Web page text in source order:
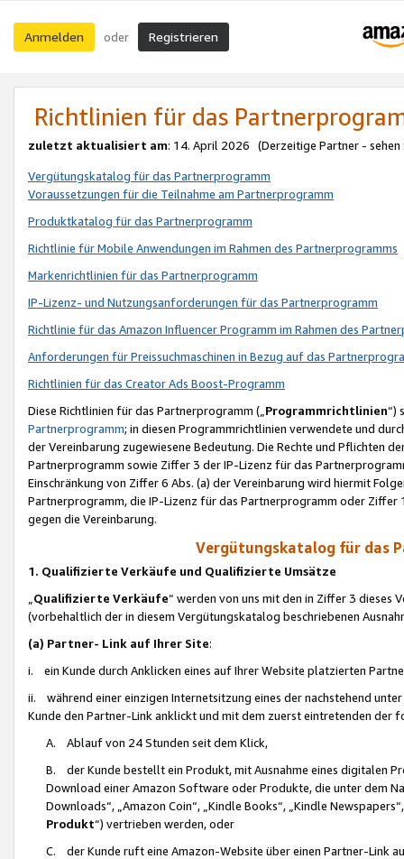
Anmelden oder Registrieren
Richtlinien für das
zuletzt aktualisiert am: 14. April 2026 (Derzeitige Partner - sehen
Vergütungskatalog für das Partnerprogramm
Voraussetzungen für die Teilnahme am Partnerprogramm
Produktkatalog für das Partnerprogramm
Richtlinie für Mobile Anwendungen im Rahmen des Partnerprogramms
Markenrichtlinien für das Partnerprogramm
IP-Lizenz- und Nutzungsanforderungen für das Partnerprogramm
Richtlinie für das Amazon Influencer Programm im Rahmen des
Anforderungen für Preissuchmaschinen in Bezug auf das
Richtlinien für das Creator Ads Boost-Programm
Diese Richtlinien für das Partnerprogramm („Programmrichtlinien“)
Partnerprogramm; in diesen Programmrichtlinien verwendete und
der Vereinbarung zugewiesene Bedeutung. Die Rechte und Pflichten
Partnerprogramm sowie Ziffer 3 der IP-Lizenz für das
Einschränkung von Ziffer 6 Abs. (a) der Vereinbarung wird hiermit
Partnerprogramm, die IP-Lizenz für das Partnerprogramm oder
gegen die Vereinbarung.
Vergütungskatalog für das
1. Qualifizierte Verkäufe und Qualifizierte Umsätze
Qualifizierte Verkäufe“ werden von uns mit den in Ziffer 3
(vorbehaltlich der in diesem Vergütungskatalog beschriebenen
(a) Partner- Link auf Ihrer Site:
i. ein Kunde durch Anklicken eines auf Ihrer Website platzierten
ii. während einer einzigen Internetsitzung eines der nachstehend
Kunde den Partner-Link anklickt und mit dem zuerst eintretenden der
A. Ablauf von 24 Stunden seit dem Klick,
B. der Kunde bestellt ein Produkt, mit Ausnahme eines digitalen
Download einer Amazon Software oder Produkte, die unter dem
Downloads“, „Amazon Coin“, „Kindle Books“, „Kindle
Produkt“) vertrieben werden, oder
C. der Kunde ruft eine Amazon-Website über einen Partner-Link